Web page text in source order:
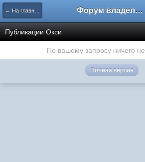
← На главную Форум владельцев интернет-магазинов
Публикации Окси
По вашему запросу ничего
Полная версия